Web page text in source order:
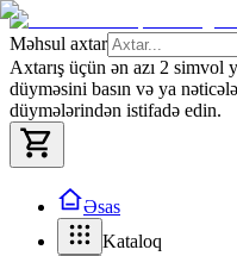
Məhsul axtar
Axtarış üçün ən azı 2 simvol
düyməsini basın və ya
düymələrindən istifadə edin.
Əsas
Kataloq